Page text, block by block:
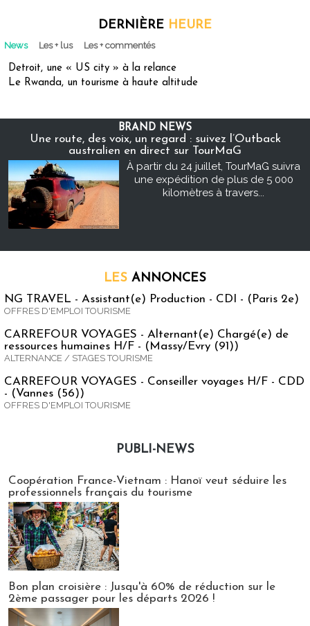
DERNIÈRE HEURE
News Les + lus Les + commentés
Detroit, une « US city » à la relance
Le Rwanda, un tourisme à haute altitude
BRAND NEWS
Une route, des voix, un regard : suivez l’Outback
australien en direct sur TourMaG
À partir du 24 juillet, TourMaG suivra
une expédition de plus de 5 000
kilomètres à travers...
LES ANNONCES
NG TRAVEL - Assistant(e) Production - CDI - (Paris 2e)
OFFRES D'EMPLOI TOURISME
CARREFOUR VOYAGES - Alternant(e) Chargé(e) de
ressources humaines H/F - (Massy/Evry (91))
ALTERNANCE / STAGES TOURISME
CARREFOUR VOYAGES - Conseiller voyages H/F - CDD
- (Vannes (56))
OFFRES D'EMPLOI TOURISME
PUBLI-NEWS
Coopération France-Vietnam : Hanoï veut séduire les
professionnels français du tourisme
Bon plan croisière : Jusqu'à 60% de réduction sur le
2ème passager pour les départs 2026 !